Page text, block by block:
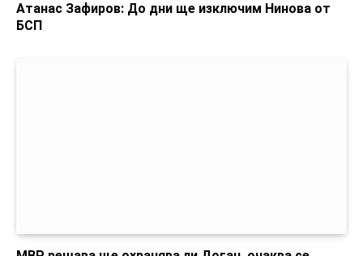
Атанас Зафиров: До дни ще изключим Нинова от
БСП